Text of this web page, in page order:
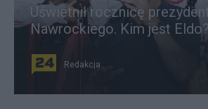
Uświetnił rocznicę
Nawrockiego. Kim jest Eldo?
Redakcja